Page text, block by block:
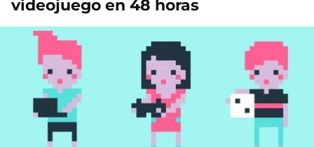
videojuego en 48 horas